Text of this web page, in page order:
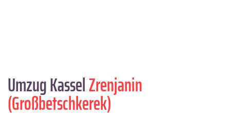
Umzug KasselZrenjanin
(Großbetschkerek)